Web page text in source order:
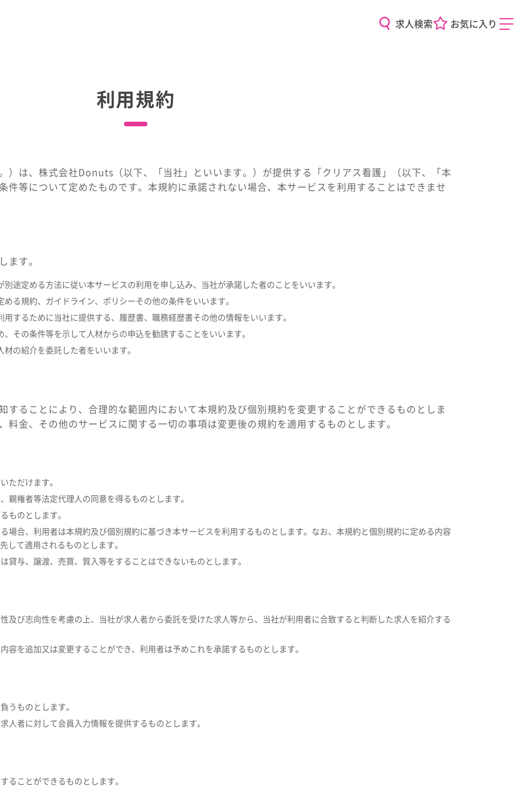
求人検索 お気に入り
利用規約
）は、株式会社Donuts（以下、「当社」といいます。）が提供する「クリアス看護」（以下、「本
件等について定めたものです。本規約に承諾されない場合、本サービスを利用することはできませ
ます。
途定める方法に従い本サービスの利用を申し込み、当社が承諾した者のことをいいます。
る規約、ガイドライン、ポリシーその他の条件をいいます。
するために当社に提供する、履歴書、職務経歴書その他の情報をいいます。
その条件等を示して人材からの申込を勧誘することをいいます。
の紹介を委託した者をいいます。
することにより、合理的な範囲内において本規約及び個別規約を変更することができるものとしま
金、その他のサービスに関する一切の事項は変更後の規約を適用するものとします。
ただけます。
親権者等法定代理人の同意を得るものとします。
ものとします。
場合、利用者は本規約及び個別規約に基づき本サービスを利用するものとします。なお、本規約と個別規約に定める内容
して適用されるものとします。
貸与、譲渡、売買、質入等をすることはできないものとします。
及び志向性を考慮の上、当社が求人者から委託を受けた求人等から、当社が利用者に合致すると判断した求人を紹介する
容を追加又は変更することができ、利用者は予めこれを承諾するものとします。
うものとします。
者に対して会員入力情報を提供するものとします。
ることができるものとします。